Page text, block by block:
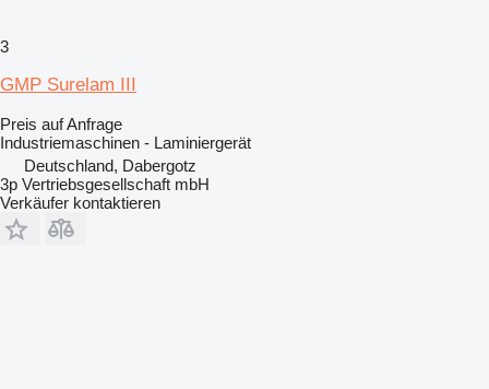
3
GMP Surelam III
Preis auf Anfrage
Industriemaschinen - Laminiergerät
Deutschland, Dabergotz
3p Vertriebsgesellschaft mbH
Verkäufer kontaktieren